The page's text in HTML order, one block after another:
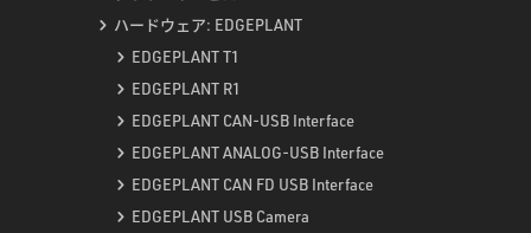
ハードウェア: EDGEPLANT
EDGEPLANT T1
EDGEPLANT R1
EDGEPLANT CAN-USB Interface
EDGEPLANT ANALOG-USB Interface
EDGEPLANT CAN FD USB Interface
EDGEPLANT USB Camera